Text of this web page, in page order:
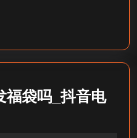
福袋吗_抖音电